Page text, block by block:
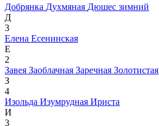
Добрянка Духмяная Дюшес зимний
Д
3
Елена Есенинская
Е
2
Завея Заоблачная Заречная Золотистая
З
4
Изольда Изумрудная Ириста
И
3